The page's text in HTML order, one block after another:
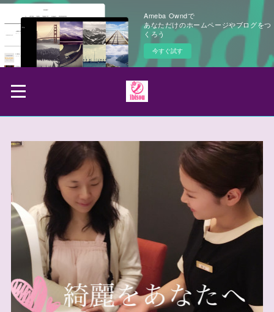
Ameba Owndで
あなただけのホームページやブログをつ
くろう
今すぐ試す